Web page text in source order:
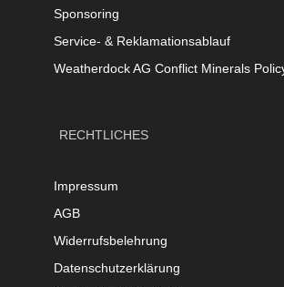
Sponsoring
Service- & Reklamationsablauf
Weatherdock AG Conflict Minerals
RECHTLICHES
Impressum
AGB
Widerrufsbelehrung
Datenschutzerklärung